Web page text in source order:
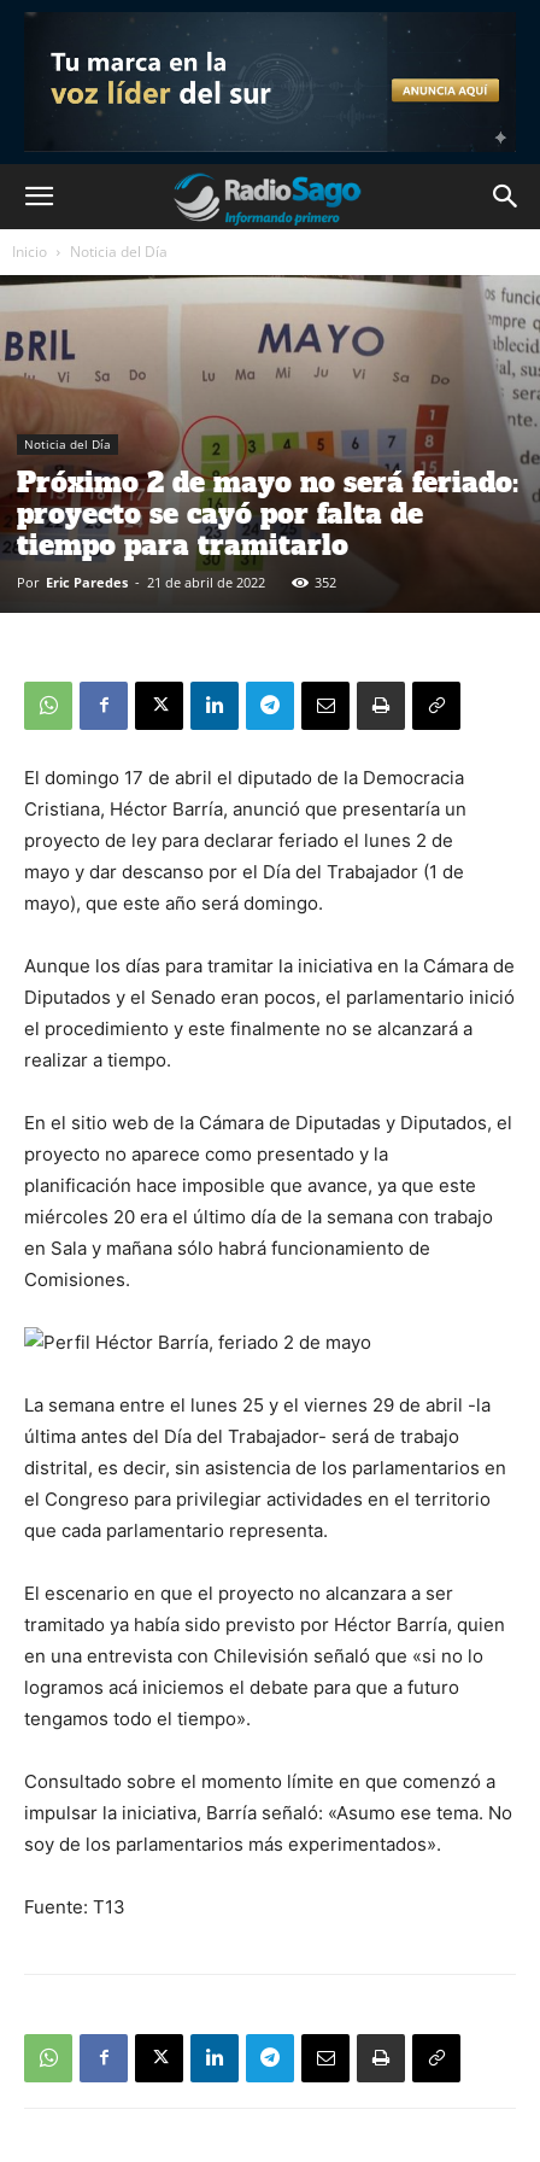
Inicio Noticia del Día
Noticia del Día
Próximo 2 de mayo no será feriado:
proyecto se cayó por falta de
tiempo para tramitarlo
Por Eric Paredes - 21 de abril de 2022 352
El domingo 17 de abril el diputado de la Democracia
Cristiana, Héctor Barría, anunció que presentaría un
proyecto de ley para declarar feriado el lunes 2 de
mayo y dar descanso por el Día del Trabajador (1 de
mayo), que este año será domingo.
Aunque los días para tramitar la iniciativa en la Cámara de
Diputados y el Senado eran pocos, el parlamentario inició
el procedimiento y este finalmente no se alcanzará a
realizar a tiempo.
En el sitio web de la Cámara de Diputadas y Diputados, el
proyecto no aparece como presentado y la
planificación hace imposible que avance, ya que este
miércoles 20 era el último día de la semana con trabajo
en Sala y mañana sólo habrá funcionamiento de
Comisiones.
La semana entre el lunes 25 y el viernes 29 de abril -la
última antes del Día del Trabajador- será de trabajo
distrital, es decir, sin asistencia de los parlamentarios en
el Congreso para privilegiar actividades en el territorio
que cada parlamentario representa.
El escenario en que el proyecto no alcanzara a ser
tramitado ya había sido previsto por Héctor Barría, quien
en una entrevista con Chilevisión señaló que «si no lo
logramos acá iniciemos el debate para que a futuro
tengamos todo el tiempo».
Consultado sobre el momento límite en que comenzó a
impulsar la iniciativa, Barría señaló: «Asumo ese tema. No
soy de los parlamentarios más experimentados».
Fuente: T13